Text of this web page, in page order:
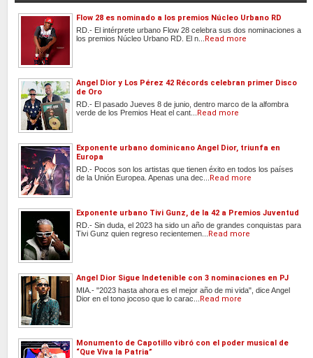
Flow 28 es nominado a los premios Núcleo Urbano RD
RD.- El intérprete urbano Flow 28 celebra sus dos nominaciones a
los premios Núcleo Urbano RD. El n...
Read more
Angel Dior y Los Pérez 42 Récords celebran primer Disco
de Oro
RD.- El pasado Jueves 8 de junio, dentro marco de la alfombra
verde de los Premios Heat el cant...
Read more
Exponente urbano dominicano Angel Dior, triunfa en
Europa
RD.- Pocos son los artistas que tienen éxito en todos los países
de la Unión Europea. Apenas una dec...
Read more
Exponente urbano Tivi Gunz, de la 42 a Premios Juventud
RD.- Sin duda, el 2023 ha sido un año de grandes conquistas para
Tivi Gunz quien regreso recientemen...
Read more
Angel Dior Sigue Indetenible con 3 nominaciones en PJ
MIA.- "2023 hasta ahora es el mejor año de mi vida", dice Angel
Dior en el tono jocoso que lo carac...
Read more
Monumento de Capotillo vibró con el poder musical de
“Que Viva la Patria”